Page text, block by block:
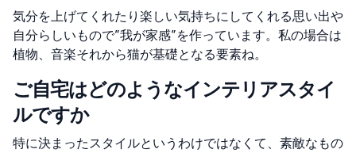
気分を上げてくれたり楽しい気持ちにしてくれる思い出や
自分らしいもので”我が家感”を作っています。私の場合は
植物、音楽それから猫が基礎となる要素ね。
ご自宅はどのようなインテリアスタイ
ルですか
特に決まったスタイルというわけではなくて、素敵なもの